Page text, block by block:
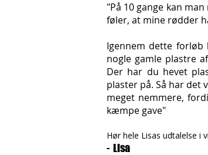
"På 10 gange kan
føler, at mine rødder
Igennem dette
nogle gamle plastre
Der har du hevet
plaster på. Så har det
meget nemmere,
kæmpe gave"
Hør hele Lisas udtalelse i
- Lisa